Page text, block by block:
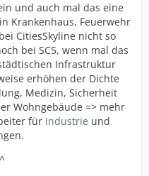
und auch mal das eine
Krankenhaus, Feuerwehr
CitiesSkyline nicht so
bei SC5, wenn mal das
Infrastruktur
erhöhen der Dichte
Medizin, Sicherheit
Wohngebäude => mehr
für Industrie und